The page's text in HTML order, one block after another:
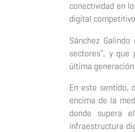
conectividad en
digital
Sánchez Galindo
sectores”, y que
última
En este sentido,
encima de la
donde supera
infraestructura